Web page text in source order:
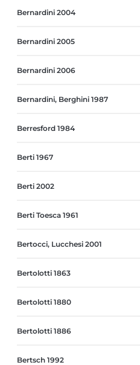
Bernardini 2004
Bernardini 2005
Bernardini 2006
Bernardini, Berghini 1987
Berresford 1984
Berti 1967
Berti 2002
Berti Toesca 1961
Bertocci, Lucchesi 2001
Bertolotti 1863
Bertolotti 1880
Bertolotti 1886
Bertsch 1992